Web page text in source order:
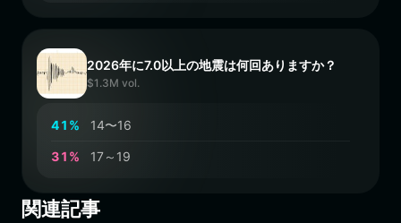
2026年に7.0以上の地震は何回ありますか？
$1.3M vol.
41 % 14〜16
31 % 17～19
関連記事